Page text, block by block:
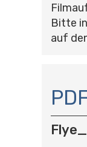
Bitte
auf
A
V
I
G